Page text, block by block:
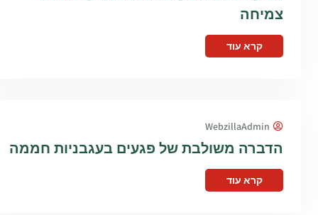
צמיחה
קרא עוד
WebzillaAdmin
הדברה משולבת של פגעים בעגבניות חממה
קרא עוד